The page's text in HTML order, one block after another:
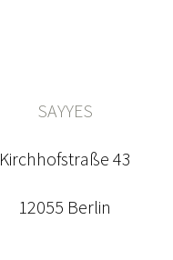
SAYYES
Kirchhofstraße 43
12055 Berlin